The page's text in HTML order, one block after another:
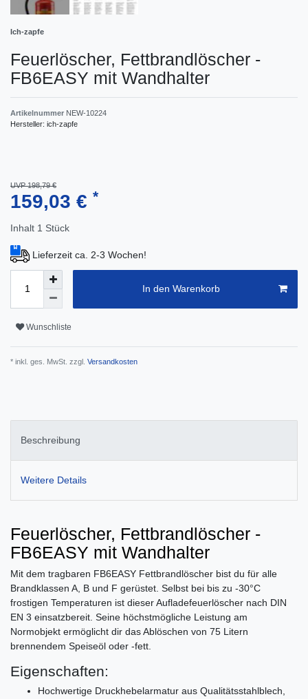
Ich-zapfe
Feuerlöscher, Fettbrandlöscher -
FB6EASY mit Wandhalter
Artikelnummer NEW-10224
Hersteller: ich-zapfe
UVP 198,79 €
159,03 € *
Inhalt 1 Stück
Lieferzeit ca. 2-3 Wochen!
In den Warenkorb
Wunschliste
* inkl. ges. MwSt. zzgl. Versandkosten
Beschreibung
Weitere Details
Feuerlöscher, Fettbrandlöscher -
FB6EASY mit Wandhalter
Mit dem tragbaren FB6EASY Fettbrandlöscher bist du für alle
Brandklassen A, B und F gerüstet. Selbst bei bis zu -30°C
frostigen Temperaturen ist dieser Aufladefeuerlöscher nach DIN
EN 3 einsatzbereit. Seine höchstmögliche Leistung am
Normobjekt ermöglicht dir das Ablöschen von 75 Litern
brennendem Speiseöl oder -fett.
Eigenschaften:
Hochwertige Druckhebelarmatur aus Qualitätsstahlblech,